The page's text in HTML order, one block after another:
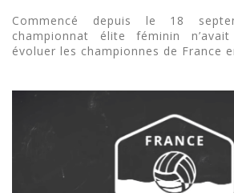
Commencé depuis le 18
championnat élite féminin
évoluer les championnes de France